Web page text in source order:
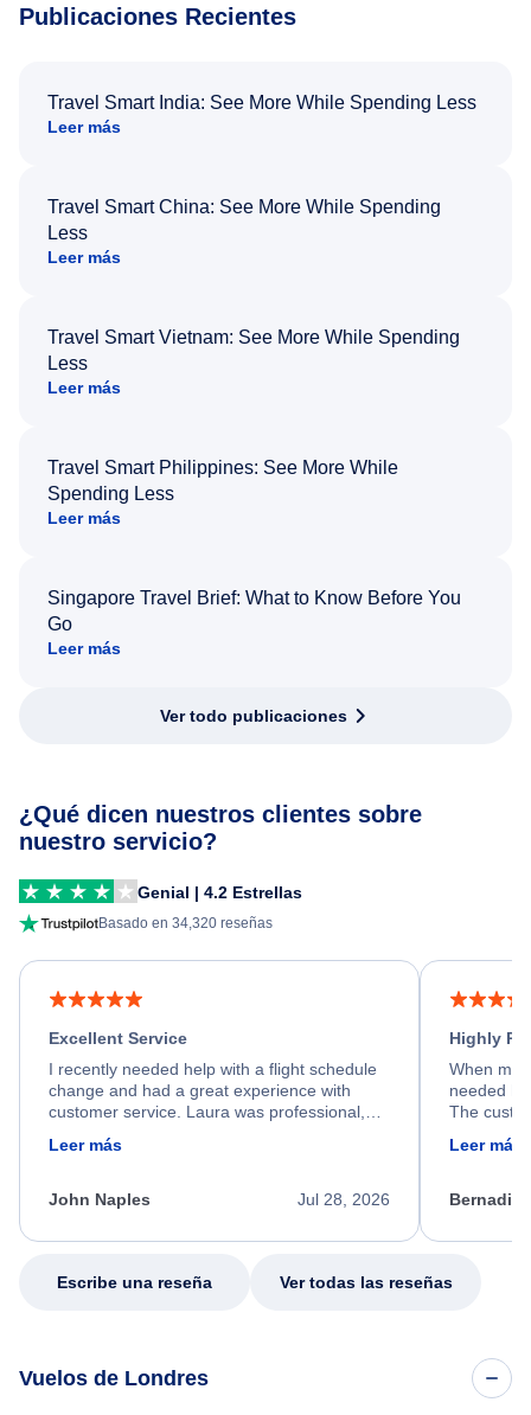
Publicaciones Recientes
Travel Smart India: See More While Spending Less
Leer más
Travel Smart China: See More While Spending
Less
Leer más
Travel Smart Vietnam: See More While Spending
Less
Leer más
Travel Smart Philippines: See More While
Spending Less
Leer más
Singapore Travel Brief: What to Know Before You
Go
Leer más
Ver todo publicaciones
¿Qué dicen nuestros clientes sobre
nuestro servicio?
Genial | 4.2 Estrellas
Basado en 34,320 reseñas
Excellent Service
I recently needed help with a flight schedule
change and had a great experience with
customer service. Laura was professional,
friendly, and very helpful throughout the
process. She quickly found a solution and
appreciate her excellent service.
Leer más
Jul 28, 2026
John Naples
Highly
When my
needed
The
calm,
my issue.
Leer más
Escribe una reseña Ver todas las reseñas
Vuelos de Londres